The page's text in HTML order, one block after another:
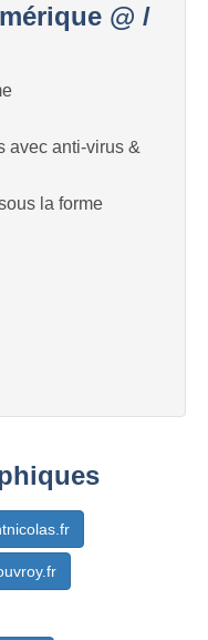
@ /
avec anti-virus &
la forme